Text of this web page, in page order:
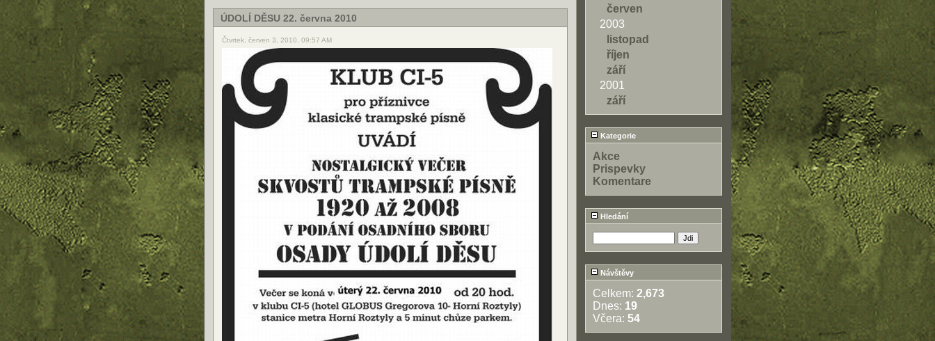
ÚDOLÍ DĚSU 22. června 2010
Čtvrtek, červen 3, 2010, 09:57 AM
červen
2003
listopad
říjen
září
2001
září
Kategorie
Akce
Prispevky
Komentare
Hledání
Návštěvy
Celkem: 2,673
Dnes: 19
Včera: 54